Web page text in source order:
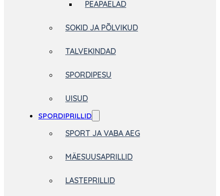
PEAPAELAD
SOKID JA PÕLVIKUD
TALVEKINDAD
SPORDIPESU
UISUD
SPORDIPRILLID
SPORT JA VABA AEG
MÄESUUSAPRILLID
LASTEPRILLID